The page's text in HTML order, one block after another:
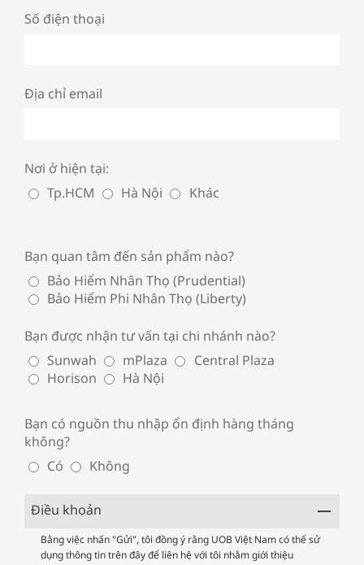
Số điện thoại
Địa chỉ email
Nơi ở hiện tại:
Tp.HCM
Hà Nội Khác
Bạn quan tâm đến sản phẩm nào?
Bảo Hiểm Nhân Thọ (Prudential)
Bảo Hiểm Phi Nhân Thọ (Liberty)
Bạn được nhận tư vấn tại chi nhánh nào?
Sunwah
mPlaza
Central Plaza
Horison
Hà Nội
Bạn có nguồn thu nhập ổn định hàng tháng
không?
Có
Không
Điều khoản
UOB
Terms
Bằng việc nhấn "Gửi", tôi đồng ý rằng UOB Việt Nam có thể sử
dụng thông tin trên đây để liên hệ với tôi nhằm giới thiệu